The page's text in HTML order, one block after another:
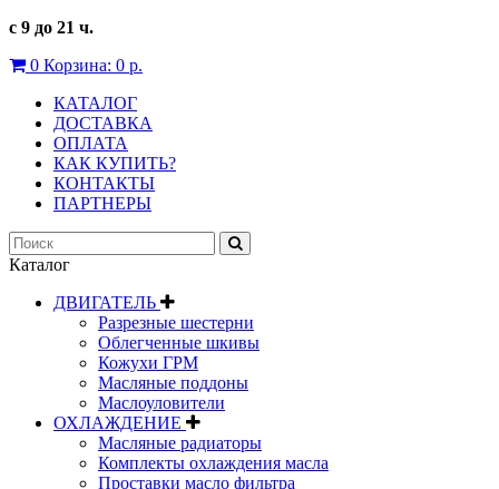
с 9 до 21 ч.
0 Корзина: 0 р.
КАТАЛОГ
ДОСТАВКА
ОПЛАТА
КАК КУПИТЬ?
КОНТАКТЫ
ПАРТНЕРЫ
Каталог
ДВИГАТЕЛЬ
Разрезные шестерни
Облегченные шкивы
Кожухи ГРМ
Масляные поддоны
Маслоуловители
ОХЛАЖДЕНИЕ
Масляные радиаторы
Комплекты охлаждения масла
Проставки масло фильтра